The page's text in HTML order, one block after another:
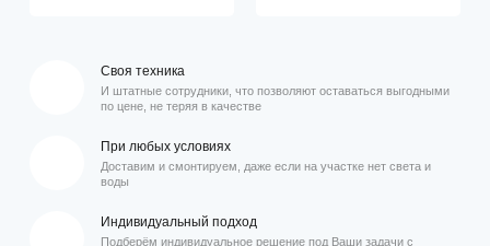
Своя техника
И штатные сотрудники, что позволяют оставаться выгодными
по цене, не теряя в качестве
При любых условиях
Доставим и смонтируем, даже если на участке нет света и
воды
Индивидуальный подход
Подберём индивидуальное решение под Ваши задачи с